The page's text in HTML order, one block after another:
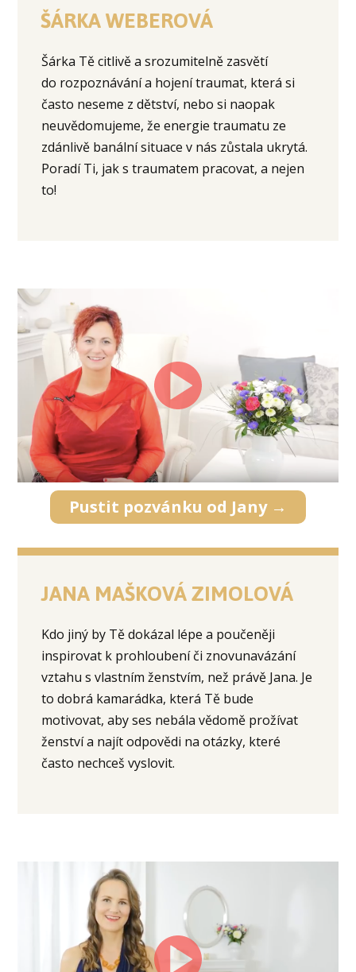
ŠÁRKA WEBEROVÁ
Šárka Tě citlivě a srozumitelně zasvětí
do rozpoznávání a hojení traumat, která si
často neseme z dětství, nebo si naopak
neuvědomujeme, že energie traumatu ze
zdánlivě banální situace v nás zůstala ukrytá.
Poradí Ti, jak s traumatem pracovat, a nejen
to!
Pustit pozvánku od Jany →
JANA MAŠKOVÁ ZIMOLOVÁ
Kdo jiný by Tě dokázal lépe a poučeněji
inspirovat k prohloubení či znovunavázání
vztahu s vlastním ženstvím, než právě Jana. Je
to dobrá kamarádka, která Tě bude
motivovat, aby ses nebála vědomě prožívat
ženství a najít odpovědi na otázky, které
často nechceš vyslovit.